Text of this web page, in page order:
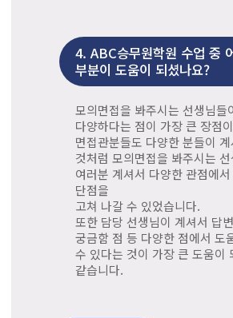
4. ABC승무원학원 수업 중
부분이 도움이 되셨나요?
모의면접을 봐주시는 선생님들
다양하다는 점이 가장 큰 장점
면접관분들도 다양한 분들이
것처럼 모의면접을 봐주시는
여러분 계셔서 다양한 관점에서
단점을
고쳐 나갈 수 있었습니다.
또한 담당 선생님이 계셔서 답
궁금함 점 등 다양한 점에서 도
수 있다는 것이 가장 큰 도움이
같습니다.